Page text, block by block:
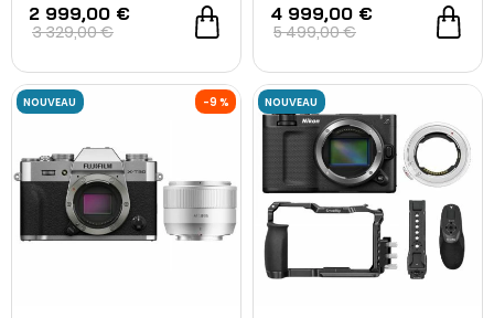
2 999,00 €
3 329,00 €
4 999,00 €
5 499,00 €